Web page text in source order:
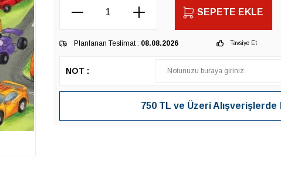
SEPETE EKLE
Planlanan Teslimat : 08.08.2026 Tavsiye Et
NOT :
750 TL ve Üzeri Alışverişlerde